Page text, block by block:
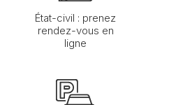
État-civil : prenez
rendez-vous en
ligne